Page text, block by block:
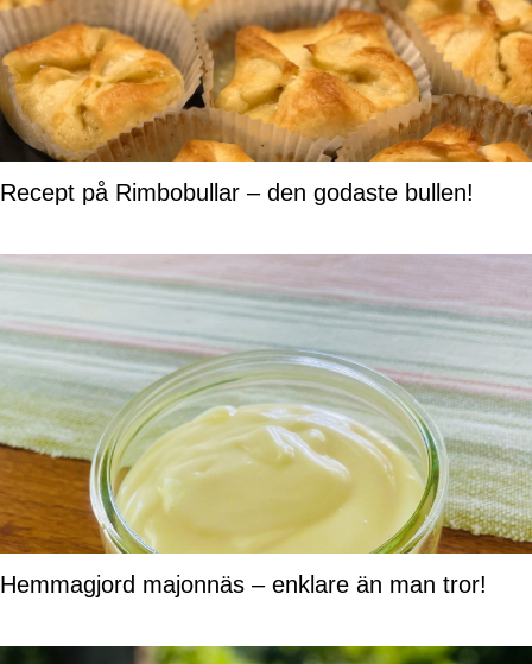
Recept på Rimbobullar – den godaste bullen!
Hemmagjord majonnäs – enklare än man tror!